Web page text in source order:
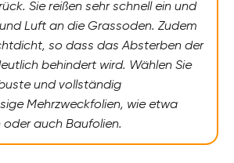
Sie reißen sehr schnell ein und
Luft an die Grassoden. Zudem
so dass das Absterben der
behindert wird. Wählen Sie
und vollständig
Mehrzweckfolien, wie etwa
auch Baufolien.